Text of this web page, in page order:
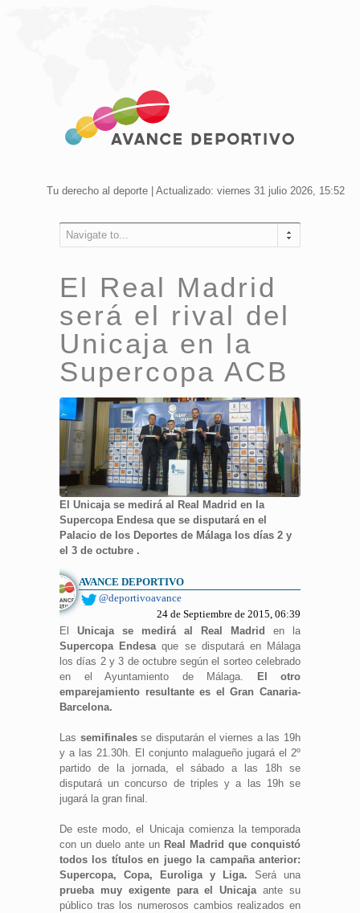
Tu derecho al deporte | Actualizado: viernes 31 julio 2026, 15:52
Navigate to...
El Real Madrid
será el rival del
Unicaja en la
Supercopa ACB
El Unicaja se medirá al Real Madrid en la
Supercopa Endesa que se disputará en el
Palacio de los Deportes de Málaga los días 2 y
el 3 de octubre .
AVANCE DEPORTIVO
@deportivoavance
24 de Septiembre de 2015, 06:39
El
Unicaja se medirá al Real Madrid
en la
Supercopa Endesa que se disputará en Málaga
los días 2 y 3 de octubre según el sorteo celebrado
en el Ayuntamiento de Málaga.
El otro
emparejamiento resultante es el Gran Canaria-
Barcelona.
Las semifinalesse disputarán el viernes a las 19h
y a las 21.30h. El conjunto malagueño jugará el 2º
partido de la jornada, el sábado a las 18h se
disputará un concurso de triples y a las 19h se
jugará la gran final.
De este modo, el Unicaja comienza la temporada
con un duelo ante un Real Madrid que conquistó
todos los títulos en juego la campaña anterior:
Supercopa, Copa, Euroliga y Liga. Será una
prueba muy exigente para el Unicaja ante su
público tras los numerosos cambios realizados en